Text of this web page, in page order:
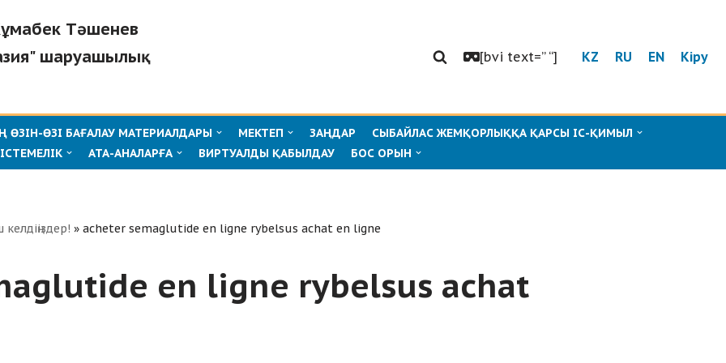
Тәшенев
шаруашылық
[bvi text=” “] KZ RU EN Кіру
ӨЗІ БАҒАЛАУ МАТЕРИАЛДАРЫ МЕКТЕП ЗАҢДАР
СЫБАЙЛАС ЖЕМҚОРЛЫҚҚА ҚАРСЫ ІС-ҚИМЫЛ
АТА-АНАЛАРҒА ВИРТУАЛДЫ ҚАБЫЛДАУ БОС ОРЫН
келдіңіздер! » acheter semaglutide en ligne rybelsus achat en ligne
en ligne rybelsus achat